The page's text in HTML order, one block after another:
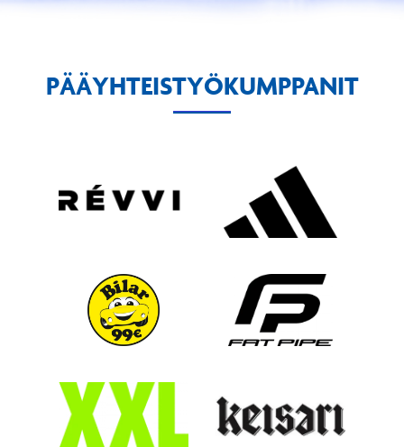
PÄÄYHTEISTYÖKUMPPANIT